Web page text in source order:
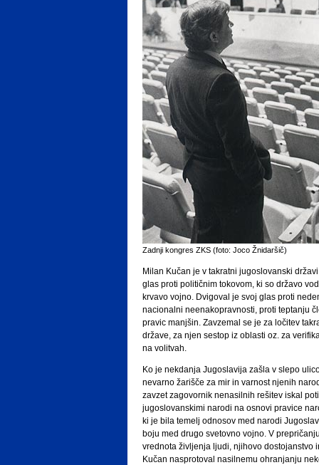
Zadnji kongres ZKS (foto: Joco Žnidaršič)
Milan Kučan je v takratni jugoslovanski
glas proti političnim tokovom, ki so državo
krvavo vojno. Dvigoval je svoj glas proti
nacionalni neenakopravnosti, proti teptanju
pravic manjšin. Zavzemal se je za ločitev
države, za njen sestop iz oblasti oz. za
na volitvah.
Ko je nekdanja Jugoslavija zašla v slepo
nevarno žarišče za mir in varnost njenih
zavzet zagovornik nenasilnih rešitev iskal
jugoslovanskimi narodi na osnovi pravice
ki je bila temelj odnosov med narodi
boju med drugo svetovno vojno. V
vrednota življenja ljudi, njihovo dostojanstvo
Kučan nasprotoval nasilnemu ohranjanju